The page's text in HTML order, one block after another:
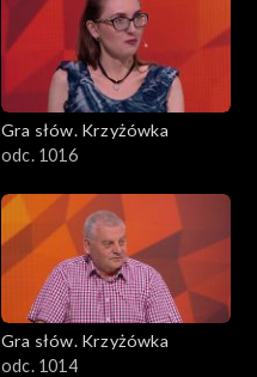
Gra słów. Krzyżówka
odc. 1016
Gra słów. Krzyżówka
odc. 1014